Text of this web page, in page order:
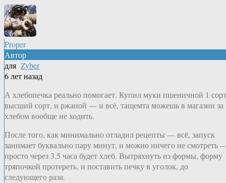
Proper
Автор
для Zyber
6 лет назад
А хлебопечка реально помогает. Купил муки пшеничной 1
высший сорт, и ржаной — и всё, тащемта можешь в магазин за
хлебом вообще не ходить.
После того, как минимально отладил рецепты — всё, запуск
занимает буквально пару минут, и можно ничего не смотреть
просто через 3.5 часа будет хлеб. Вытряхнуть из формы, форму
тряпочкой протереть, и поставить печку в уголок, до
следующего раза.